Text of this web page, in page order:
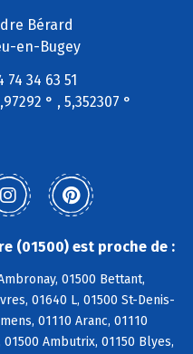
Bérard
en-Bugey
74 34 63 51
° , 5,352307 °
(01500) est proche de :
01500 Bettant,
01640 L, 01500 St-Denis-
01110 Aranc, 01110
Ambutrix, 01150 Blyes,